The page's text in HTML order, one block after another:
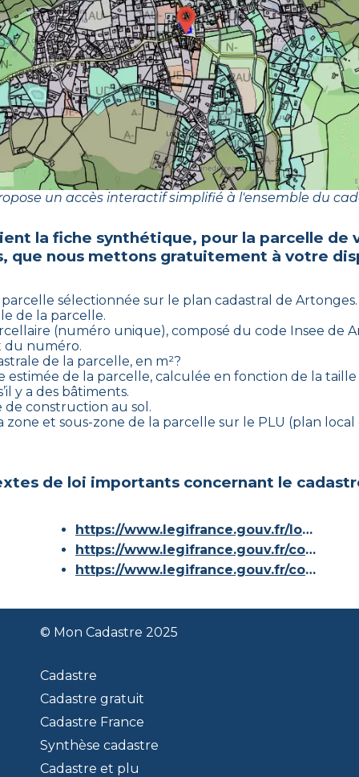
un accès interactif simplifié à l'ensemble du
la fiche synthétique, pour la parcelle de
, que nous mettons gratuitement à votre
sélectionnée sur le plan cadastral de Artonges.
de la parcelle.
(numéro unique), composé du code Insee de
du numéro.
de la parcelle, en m²?
estimée de la parcelle, calculée en fonction de la
y a des bâtiments.
de construction au sol.
zone et sous-zone de la parcelle sur le PLU (plan local
de loi importants concernant le
https://www.legifrance.gouv.fr/loda/id/JORFTEXT000000686267/
https://www.legifrance.gouv.fr/codes/article_lc/LEGIARTI000036588629/
https://www.legifrance.gouv.fr/codes/id/LEGISCTA000006180153/
© Mon Cadastre 2025
Cadastre
Cadastre gratuit
Cadastre France
Synthèse cadastre
Cadastre et plu